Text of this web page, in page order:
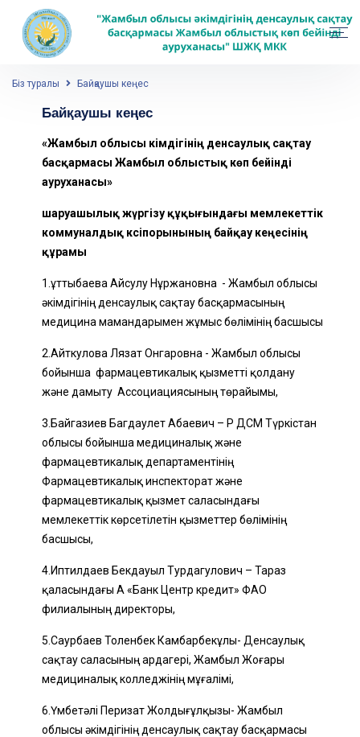
Біз туралы Байқаушы кеңес
Байқаушы кеңес
«Жамбыл облысы әкімдігінің денсаулық сақтау
басқармасы Жамбыл облыстық көп бейінді
ауруханасы»
шаруашылық жүргізу құқығындағы мемлекеттік
коммуналдық кәсіпорынының байқау кеңесінің
құрамы
1.Құттыбаева Айсулу Нұржановна - Жамбыл облысы
әкімдігінің денсаулық сақтау басқармасының
медицина мамандарымен жұмыс бөлімінің басшысы
2.Айткулова Лязат Онгаровна - Жамбыл облысы
бойынша фармацевтикалық қызметті қолдану
және дамыту Ассоциациясының төрайымы,
3.Байгазиев Багдаулет Абаевич – ҚР ДСМ Түркістан
облысы бойынша медициналық және
фармацевтикалық департаментінің
Фармацевтикалық инспекторат және
фармацевтикалық қызмет саласындағы
мемлекеттік көрсетілетін қызметтер бөлімінің
басшысы,
4.Иптилдаев Бекдауыл Турдагулович – Тараз
қаласындағы АҚ «Банк Центр кредит» ФАО
филиалының директоры,
5.Саурбаев Толенбек Камбарбекұлы- Денсаулық
сақтау саласының ардагері, Жамбыл Жоғары
медициналық колледжінің мұғалімі,
6.Үмбетәлі Перизат Жолдығұлқызы- Жамбыл
облысы әкімдігінің денсаулық сақтау басқармасы